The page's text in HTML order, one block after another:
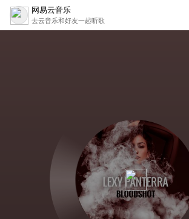
网易云音乐
去云音乐和好友一起听歌